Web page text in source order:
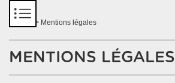
> Mentions légales
MENTIONS LÉGALES